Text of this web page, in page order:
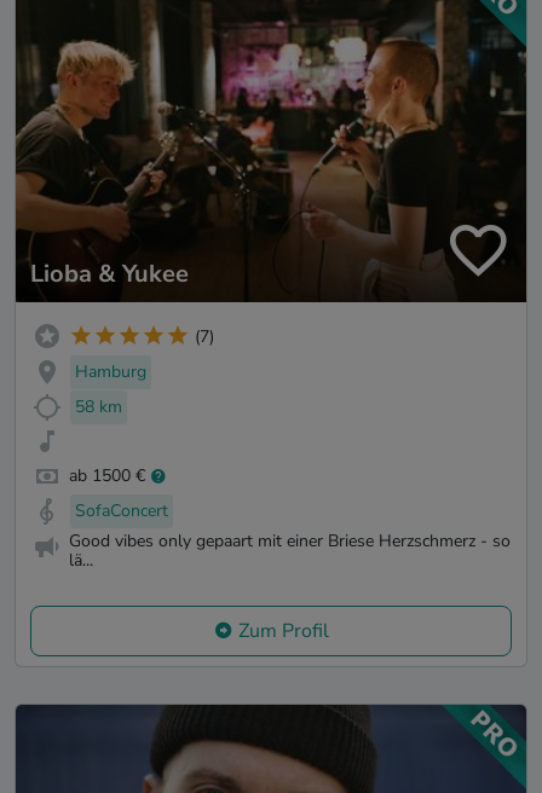
Lioba & Yukee
(7)
Hamburg
58 km
ab 1500 €
SofaConcert
Good vibes only gepaart mit einer Briese Herzschmerz - so
lä...
Zum Profil